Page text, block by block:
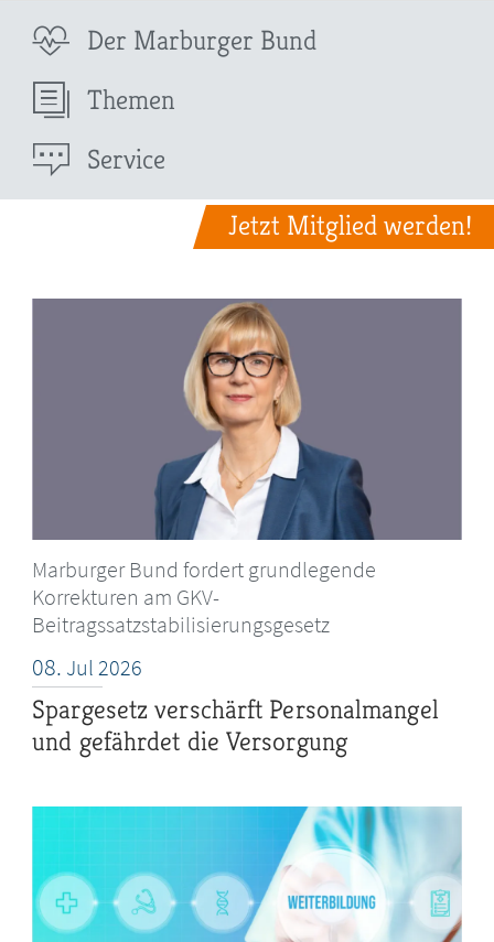
Der Marburger Bund
Themen
Service
Jetzt Mitglied werden!
Marburger Bund fordert grundlegende
Korrekturen am GKV-
Beitragssatzstabilisierungsgesetz
08. Jul 2026
Spargesetz verschärft Personalmangel
und gefährdet die Versorgung